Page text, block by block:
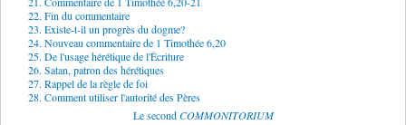
22. Fin du commentaire
23. Existe-t-il un progrès du dogme?
24. Nouveau commentaire de 1 Timothée 6,20
25. De l'usage hérétique de l'Écriture
26. Satan, patron des hérétiques
27. Rappel de la règle de foi
28. Comment utiliser l'autorité des Pères
Le secondCOMMONITORIUM